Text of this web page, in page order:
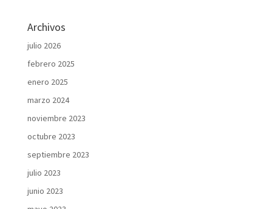
Archivos
julio 2026
febrero 2025
enero 2025
marzo 2024
noviembre 2023
octubre 2023
septiembre 2023
julio 2023
junio 2023